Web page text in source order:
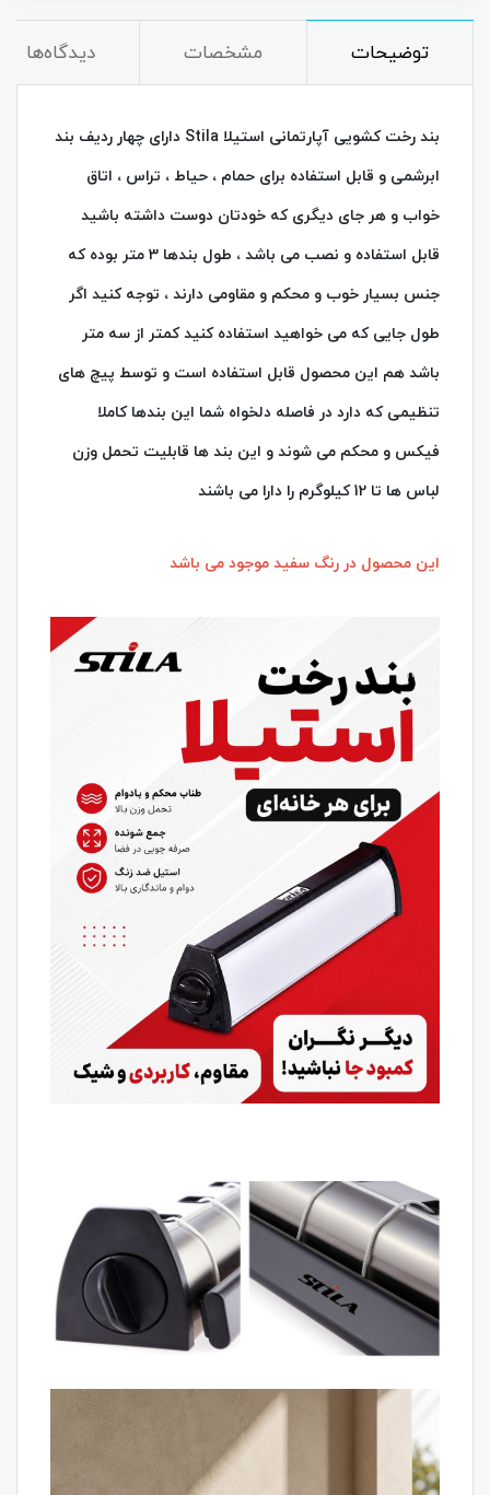
توضیحات مشخصات دیدگاه‌ها
بند رخت کشویی آپارتمانی استیلا Stila دارای چهار ردیف بند
ابرشمی و قابل استفاده برای حمام ، حیاط ، تراس ، اتاق
خواب و هر جای دیگری که خودتان دوست داشته باشید
قابل استفاده و نصب می باشد ، طول بندها 3 متر بوده که
جنس بسیار خوب و محکم و مقاومی دارند ، توجه کنید اگر
طول جایی که می خواهید استفاده کنید کمتر از سه متر
باشد هم این محصول قابل استفاده است و توسط پیچ های
تنظیمی که دارد در فاصله دلخواه شما این بندها کاملا
فیکس و محکم می شوند و این بند ها قابلیت تحمل وزن
لباس ها تا 12 کیلوگرم را دارا می باشند
این محصول در رنگ سفید موجود می باشد